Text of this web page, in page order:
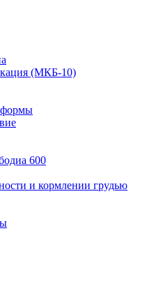
(МКБ-10)
формы
600
и кормлении грудью